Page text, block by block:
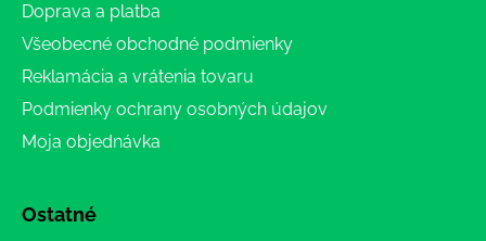
Doprava a platba
Všeobecné obchodné podmienky
Reklamácia a vrátenia tovaru
Podmienky ochrany osobných údajov
Moja objednávka
Ostatné